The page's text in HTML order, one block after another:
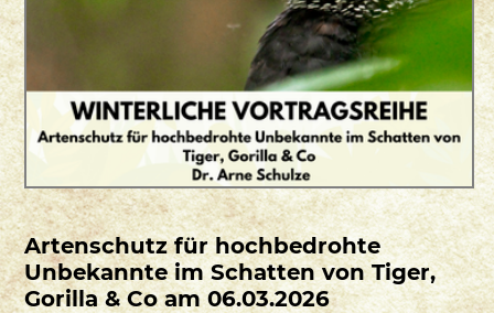
Artenschutz für hochbedrohte
Unbekannte im Schatten von Tiger,
Gorilla & Co am 06.03.2026